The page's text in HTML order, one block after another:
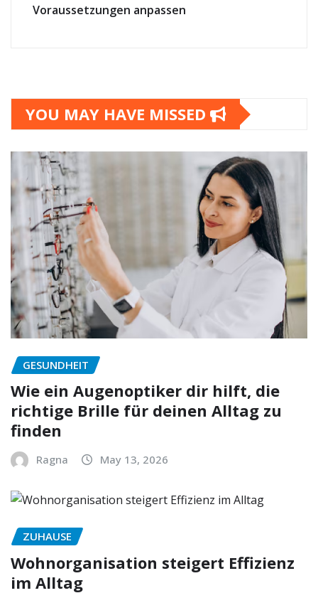
Voraussetzungen anpassen
YOU MAY HAVE MISSED
GESUNDHEIT
Wie ein Augenoptiker dir hilft, die
richtige Brille für deinen Alltag zu
finden
Ragna May 13, 2026
ZUHAUSE
Wohnorganisation steigert Effizienz
im Alltag